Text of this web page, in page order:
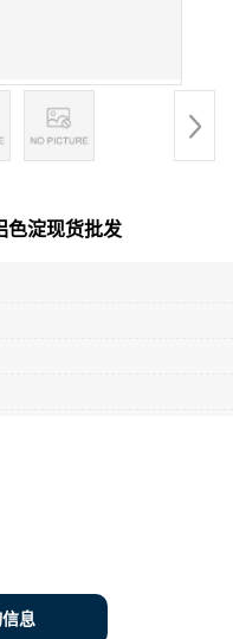
色淀现货批发
息